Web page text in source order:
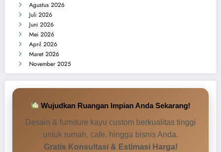
Agustus 2026
Juli 2026
Juni 2026
Mei 2026
April 2026
Maret 2026
November 2025
Wujudkan Ruangan Impian Anda Sekarang!
Desain & furniture kayu custom berkualitas tinggi
untuk rumah, cafe, hingga bisnis Anda.
Gratis Konsultasi & Estimasi Harga!